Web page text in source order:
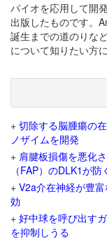
バイオを応用して開
出版したものです。
誕生までの道のりな
について知りたい方
+ 切除する脳腫瘍の
ノザイムを開発
+ 肩腱板損傷を悪化
（FAP）のDLK1が防
+ V2a介在神経が豊
効
+ 好中球を呼び出す
を抑制しうる